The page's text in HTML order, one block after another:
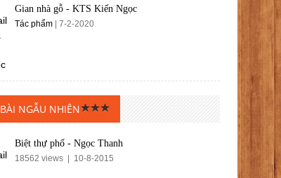
Gian nhà gỗ - KTS Kiến Ngọc
Tác phẩm | 7-2-2020
BÀI NGẪU NHIÊN
Biệt thự phố - Ngọc Thanh
18562 views | 10-8-2015